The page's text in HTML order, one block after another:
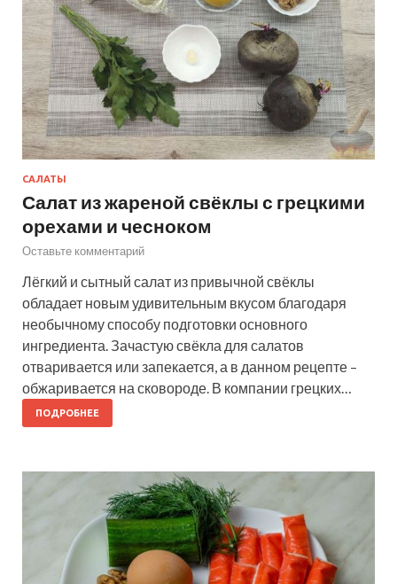
САЛАТЫ
Салат из жареной свёклы с грецкими
орехами и чесноком
Оставьте комментарий
Лёгкий и сытный салат из привычной свёклы
обладает новым удивительным вкусом благодаря
необычному способу подготовки основного
ингредиента. Зачастую свёкла для салатов
отваривается или запекается, а в данном рецепте –
обжаривается на сковороде. В компании грецких…
ПОДРОБНЕЕ